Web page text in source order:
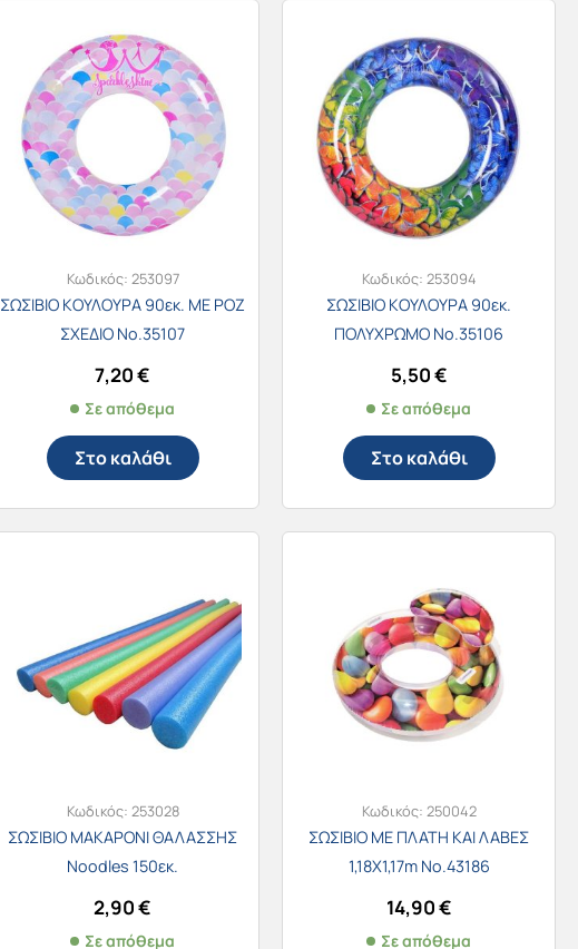
Κωδικός: 253097
ΣΩΣΙΒΙΟ ΚΟΥΛΟΥΡΑ 90εκ. ΜΕ ΡΟΖ
ΣΧΕΔΙΟ Νο.35107
7,20€
Σε απόθεμα
Στο καλάθι
Κωδικός: 253094
ΣΩΣΙΒΙΟ ΚΟΥΛΟΥΡΑ 90εκ.
ΠΟΛΥΧΡΩΜΟ Νο.35106
5,50€
Σε απόθεμα
Στο καλάθι
Κωδικός: 253028
ΣΩΣΙΒΙΟ ΜΑΚΑΡΟΝΙ ΘΑΛΑΣΣΗΣ
Noodles 150εκ.
2,90€
Σε απόθεμα
Κωδικός: 250042
ΣΩΣΙΒΙΟ ΜΕ ΠΛΑΤΗ ΚΑΙ ΛΑΒΕΣ
1,18Χ1,17m Νο.43186
14,90€
Σε απόθεμα